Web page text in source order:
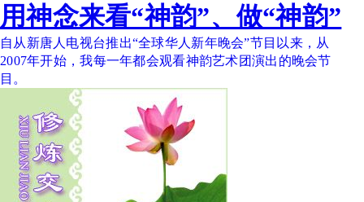
用神念来看“神韵”、做“神韵”
自从新唐人电视台推出“全球华人新年晚会”节目以来，从
2007年开始，我每一年都会观看神韵艺术团演出的晚会节
目。